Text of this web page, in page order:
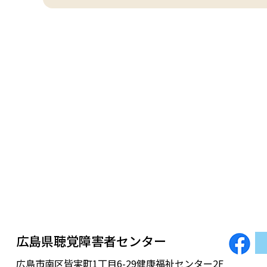
広島県聴覚障害者センター
広島市南区皆実町1丁目6-29健康福祉センター2F